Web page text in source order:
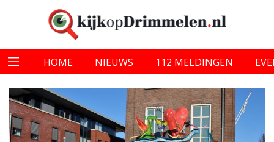
HOME NIEUWS 112 MELDINGEN